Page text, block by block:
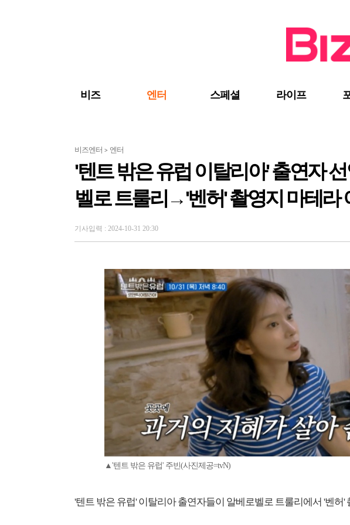
비즈 엔터 스페셜 라이프
비즈엔터 > 엔터
'텐트 밖은 유럽 이탈리아' 출연자
벨로 트룰리→'벤허' 촬영지 마테라
기사입력 : 2024-10-31 20:30
▲'텐트 밖은 유럽' 주빈(사진제공=tvN)
'텐트 밖은 유럽' 이탈리아 출연자들이 알베로벨로 트룰리에서 '벤허'